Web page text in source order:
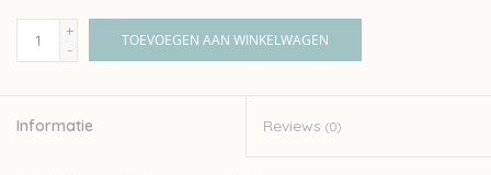
+
-
TOEVOEGEN AAN WINKELWAGEN
Informatie Reviews (0)